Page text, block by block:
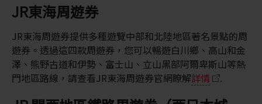
JR東海周遊券
JR東海周遊券提供多種遊覽中部和北陸地區著名景點的周
遊券。透過這四款周遊券，您可以暢遊白川鄉、高山和金
澤、熊野古道和伊勢、富士山、立山黑部阿爾卑斯山等熱
門地區路線，請查看JR東海周遊券官網瞭解詳情 .